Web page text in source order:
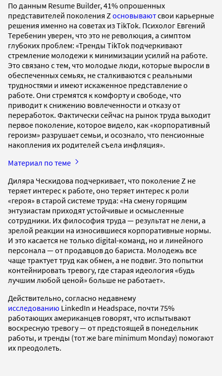
По данным Resume Builder, 41% опрошенных
представителей поколения Z основываютсвои карьерные
решения именно на советах из TikTok. Психолог Евгений
Теребенин уверен, что это не революция, а симптом
глубоких проблем: «Тренды TikTok подчеркивают
стремление молодежи к минимизации усилий на работе.
Это связано с тем, что молодые люди, которые выросли в
обеспеченных семьях, не сталкиваются с реальными
трудностями и имеют искаженное представление о
работе. Они стремятся к комфорту и свободе, что
приводит к снижению вовлеченности и отказу от
переработок. Фактически сейчас на рынок труда выходит
первое поколение, которое видело, как «корпоративный
героизм» разрушает семьи, и осознало, что пенсионные
накопления их родителей съела инфляция».
Материал по теме
Диляра Ческидова подчеркивает, что поколение Z не
теряет интерес к работе, оно теряет интерес к роли
«героя» в старой системе труда: «На смену горящим
энтузиастам приходят устойчивые и осмысленные
сотрудники. Их философия труда — результат не лени, а
зрелой реакции на износившиеся корпоративные нормы.
И это касается не только digital-команд, но и линейного
персонала — от продавцов до бариста. Молодежь все
чаще трактует труд как обмен, а не подвиг. Это попытки
контейнировать тревогу, где старая идеология «будь
лучшим любой ценой» больше не работает».
Действительно, согласно недавнему
исследованию LinkedIn и Headspace, почти 75%
работающих американцев говорят, что испытывают
воскресную тревогу — от предстоящей в понедельник
работы, и тренды (тот же bare minimum Monday) помогают
их преодолеть.